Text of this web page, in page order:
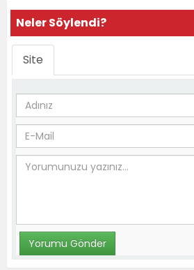
Neler Söylendi?
Site